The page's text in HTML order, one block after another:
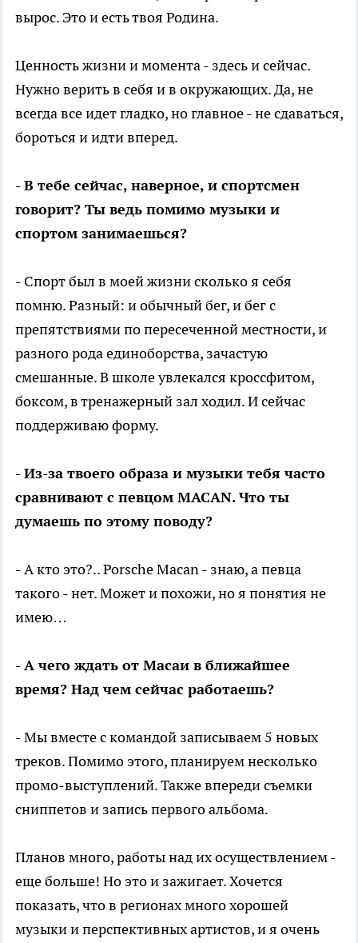
вырос. Это и есть твоя Родина.
Ценность жизни и момента - здесь и сейчас.
Нужно верить в себя и в окружающих. Да, не
всегда все идет гладко, но главное - не сдаваться,
бороться и идти вперед.
- В тебе сейчас, наверное, и спортсмен
говорит? Ты ведь помимо музыки и
спортом занимаешься?
- Спорт был в моей жизни сколько я себя
помню. Разный: и обычный бег, и бег с
препятствиями по пересеченной местности, и
разного рода единоборства, зачастую
смешанные. В школе увлекался кроссфитом,
боксом, в тренажерный зал ходил. И сейчас
поддерживаю форму.
- Из-за твоего образа и музыки тебя часто
сравнивают с певцом MACAN. Что ты
думаешь по этому поводу?
- А кто это?.. Porsche Macan - знаю, а певца
такого - нет. Может и похожи, но я понятия не
имею…
- А чего ждать от Масаи в ближайшее
время? Над чем сейчас работаешь?
- Мы вместе с командой записываем 5 новых
треков. Помимо этого, планируем несколько
промо-выступлений. Также впереди съемки
сниппетов и запись первого альбома.
Планов много, работы над их осуществлением -
еще больше! Но это и зажигает. Хочется
показать, что в регионах много хорошей
музыки и перспективных артистов, и я очень